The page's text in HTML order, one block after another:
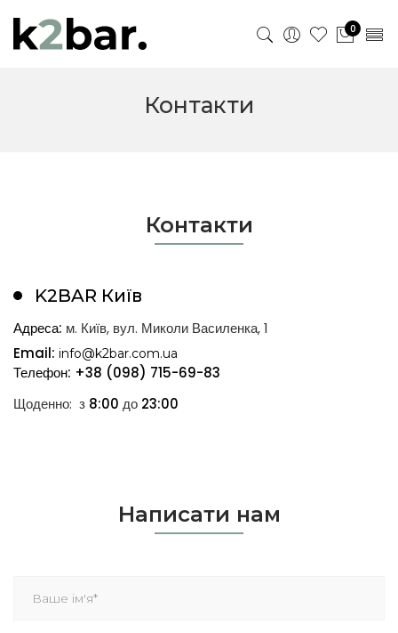
0
Контакти
Контакти
K2BAR Київ
Адреса: м. Київ, вул. Миколи Василенка, 1
Email: info@k2bar.com.ua
Телефон: +38 (098) 715-69-83
Щоденно: з 8:00 до 23:00
Написати нам